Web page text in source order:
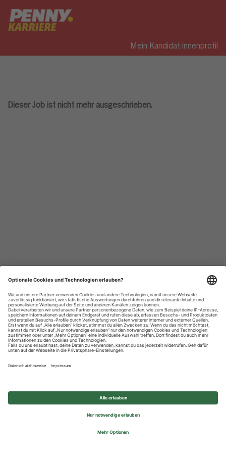
Mein Kandidat:innenprofil
Dieser Job ist nicht mehr ausgeschrieben.
Datenschutzhinweise
Impressum
Privatsphäre-Einstellungen
© 2026 REWE Group - All rights reserved